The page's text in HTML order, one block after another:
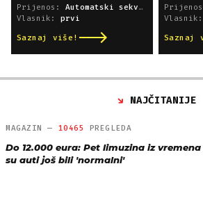
Prijenos: Automatski sekvencijski
Vlasnik: prvi
Saznaj više!
Vlasnik:
Saznaj
NAJČITANIJE
MAGAZIN — 10465 PREGLEDA
Do 12.000 eura: Pet limuzina iz
su auti još bili 'normalni'